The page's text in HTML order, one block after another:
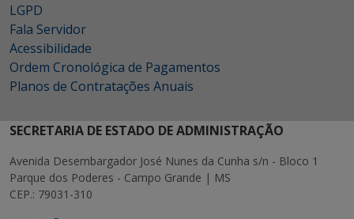
LGPD
Fala Servidor
Acessibilidade
Ordem Cronológica de Pagamentos
Planos de Contratações Anuais
SECRETARIA DE ESTADO DE ADMINISTRAÇÃO
Avenida Desembargador José Nunes da Cunha s/n - Bloco 1
Parque dos Poderes - Campo Grande | MS
CEP.: 79031-310